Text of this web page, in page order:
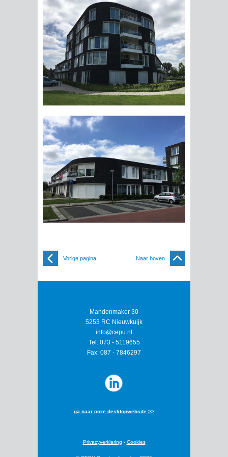
Naar boven
Vorige pagina
Mandenmaker 30
5253 RC Nieuwkuijk
info@cepu.nl
Tel: 073 - 5119655
Fax: 087 - 7846297
ga naar onze desktopwebsite >>
Privacyverklaring - Cookies